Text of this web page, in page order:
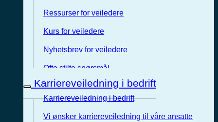
Ressurser for veiledere
Kurs for veiledere
Nyhetsbrev for veiledere
Ofte stilte spørsmål
Karriereveiledning i bedrift
Karriereveiledning i bedrift
Vi ønsker karriereveiledning til våre ansatte